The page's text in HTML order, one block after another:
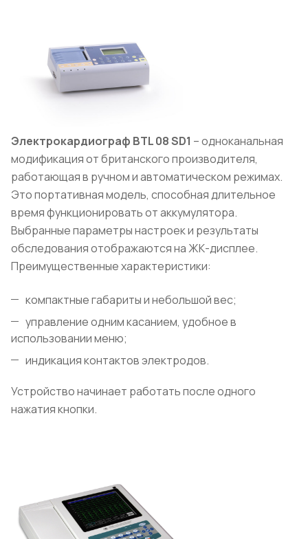
Электрокардиограф BTL08 SD1 – одноканальная
модификация от британского производителя,
работающая в ручном и автоматическом режимах.
Это портативная модель, способная длительное
время функционировать от аккумулятора.
Выбранные параметры настроек и результаты
обследования отображаются на ЖК-дисплее.
Преимущественные характеристики:
компактные габариты и небольшой вес;
управление одним касанием, удобное в
использовании меню;
индикация контактов электродов.
Устройство начинает работать после одного
нажатия кнопки.